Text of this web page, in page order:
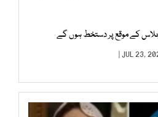
کے موقع پر دستخط ہوں گے